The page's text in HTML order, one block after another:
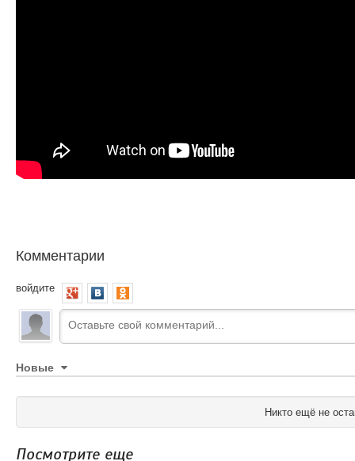
Комментарии
войдите
Новые
Никто ещё не
Посмотрите еще